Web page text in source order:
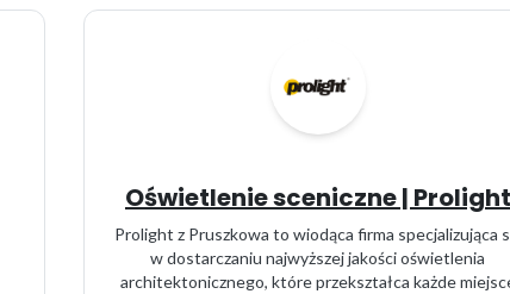
Oświetlenie sceniczne | Prolight
Prolight z Pruszkowa to wiodąca firma specjalizująca
w dostarczaniu najwyższej jakości oświetlenia
architektonicznego, które przekształca każde